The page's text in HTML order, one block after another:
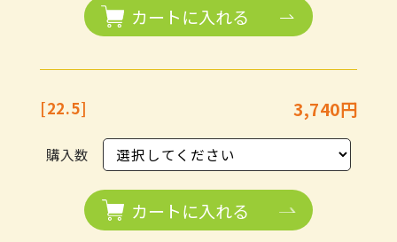
カートに入れる
[22.5] 3,740円
購入数
カートに入れる